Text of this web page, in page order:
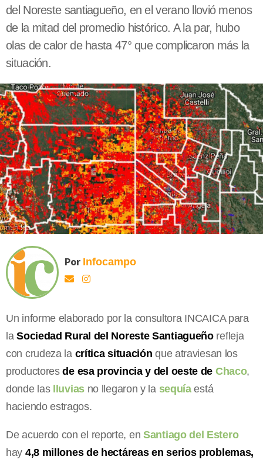
del Noreste santiagueño, en el verano llovió menos
de la mitad del promedio histórico. A la par, hubo
olas de calor de hasta 47° que complicaron más la
situación.
Por Infocampo
Un informe elaborado por la consultora INCAICA para
laSociedad Rural del Noreste Santiagueñorefleja
con crudeza la crítica situación que atraviesan los
productoresde esa provincia y del oeste de Chaco,
donde las lluviasno llegaron y la sequíaestá
haciendo estragos.
De acuerdo con el reporte, en Santiago del Estero
hay 4,8 millones de hectáreas en serios problemas,